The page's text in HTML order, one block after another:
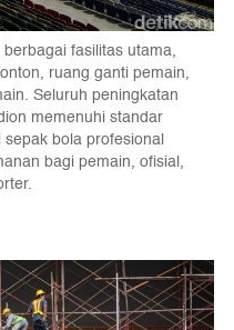
fasilitas utama,
ruang ganti pemain,
Seluruh peningkatan
memenuhi standar
bola profesional
bagi pemain, ofisial,